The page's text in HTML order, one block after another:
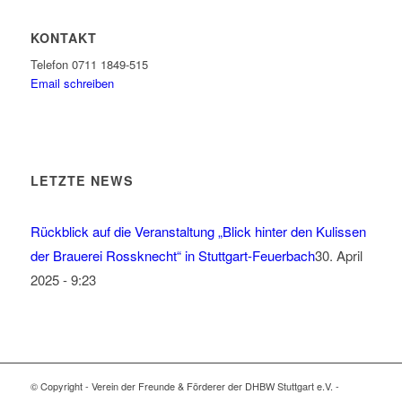
KONTAKT
Telefon 0711 1849-515
Email schreiben
LETZTE NEWS
Rückblick auf die Veranstaltung „Blick hinter den Kulissen
der Brauerei Rossknecht“ in Stuttgart-Feuerbach30. April
2025 - 9:23
© Copyright - Verein der Freunde & Förderer der DHBW Stuttgart e.V. -